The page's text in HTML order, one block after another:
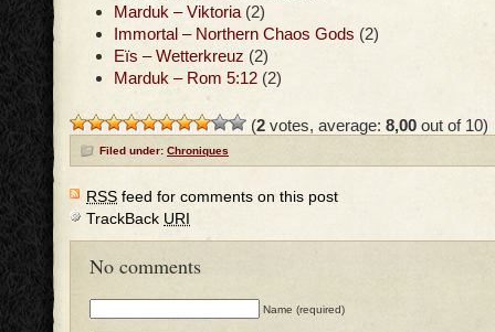
Marduk – Viktoria (2)
Immortal – Northern Chaos Gods (2)
Eïs – Wetterkreuz (2)
Marduk – Rom 5:12 (2)
(2 votes, average: 8,00 out of 10)
Filed under: Chroniques
RSS feed for comments on this post
TrackBack URI
No comments
Name (required)